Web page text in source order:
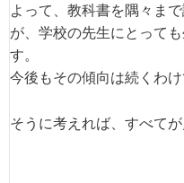
よって、教科書を隅々ま
が、学校の先生にとって
す。
今後もその傾向は続くわけ
そうに考えれば、すべてが